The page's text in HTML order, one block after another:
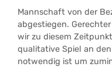
Mannschaft von der
abgestiegen.
wir zu diesem
qualitative Spiel an
notwendig ist um